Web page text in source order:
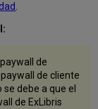
.
de
de cliente
debe a que el
de ExLibris